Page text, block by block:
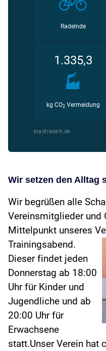
Wir setzen den Alltag
Wir begrüßen alle
Vereinsmitglieder und
Mittelpunkt unseres
Trainingsabend.
Dieser findet jeden
Donnerstag ab 18:00
Uhr für Kinder und
Jugendliche und ab
20:00 Uhr für
Erwachsene
statt.Unser Verein hat